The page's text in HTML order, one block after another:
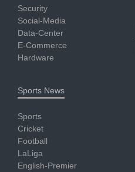
Security
Social-Media
Data-Center
E-Commerce
Hardware
Sports News
Sports
Cricket
Football
LaLiga
English-Premier